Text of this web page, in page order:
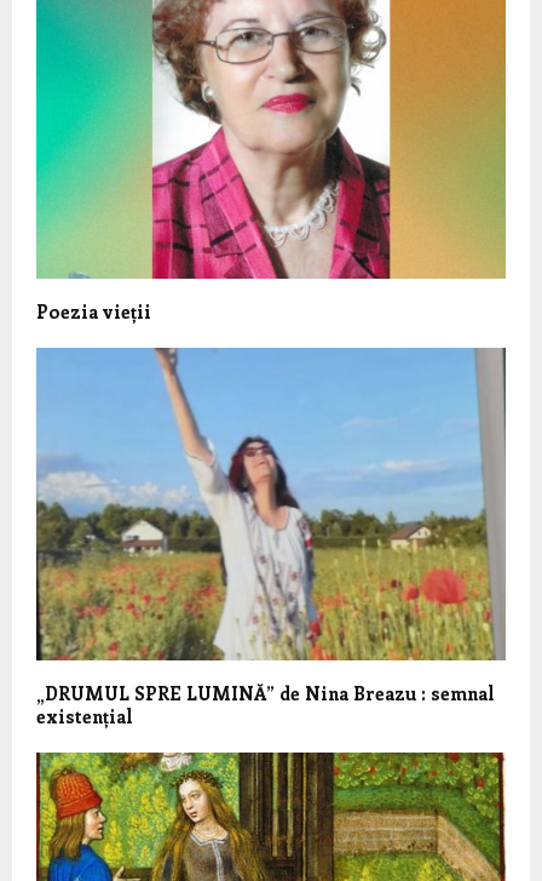
Poezia vieții
„DRUMUL SPRE LUMINĂ” de Nina Breazu : semnal
existențial